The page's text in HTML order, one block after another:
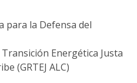
para la Defensa del
Energética Justa
(GRTEJ ALC)